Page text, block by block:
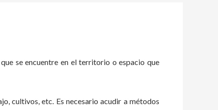
se encuentre en el territorio o espacio que
cultivos, etc. Es necesario acudir a métodos